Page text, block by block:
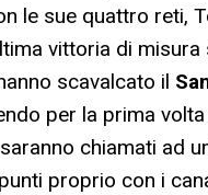
le sue quattro reti,
vittoria di misura
scavalcato il
per la prima
chiamati ad
proprio con i